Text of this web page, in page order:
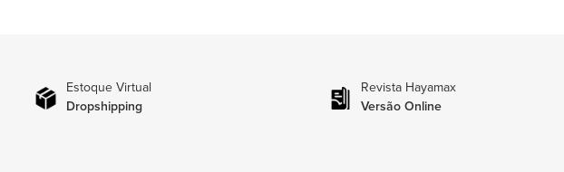
Estoque Virtual
Dropshipping
Revista Hayamax
Versão Online